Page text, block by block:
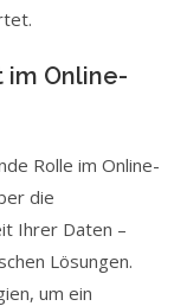
im Online-
Rolle im Online-
die
Ihrer Daten –
Lösungen.
um ein